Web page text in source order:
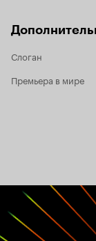
Слоган
Премьера в мире